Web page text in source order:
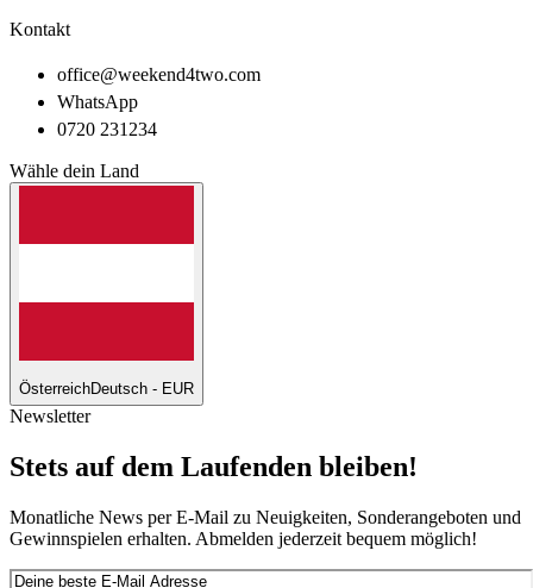
Kontakt
office@weekend4two.com
WhatsApp
0720 231234
Wähle dein Land
ÖsterreichDeutsch - EUR
Newsletter
Stets auf dem Laufenden bleiben!
Monatliche News per E-Mail zu Neuigkeiten, Sonderangeboten und
Gewinnspielen erhalten. Abmelden jederzeit bequem möglich!